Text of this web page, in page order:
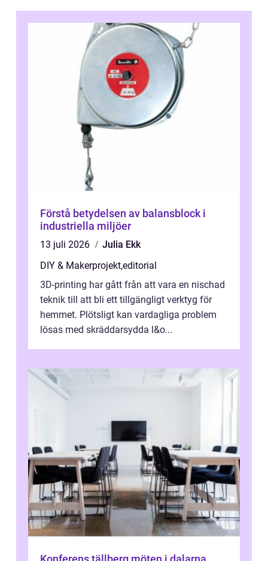
Förstå betydelsen av balansblock i
industriella miljöer
13 juli 2026
Julia Ekk
DIY & Makerprojekt,editorial
3D-printing har gått från att vara en nischad
teknik till att bli ett tillgängligt verktyg för
hemmet. Plötsligt kan vardagliga problem
lösas med skräddarsydda l&o...